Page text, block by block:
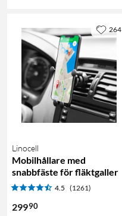
Linocell
Mobilhållare med
snabbfäste för fläktgaller
4.5 (1261)
29990
264